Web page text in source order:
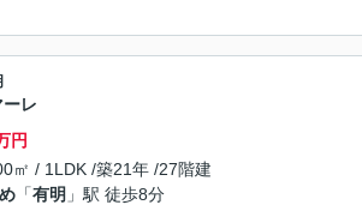
レ
円
㎡ / 1LDK /築21年 /27階建
「有明 」駅 徒歩8分